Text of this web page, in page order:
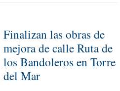
Finalizan las obras de
mejora de calle Ruta de
los Bandoleros en Torre
del Mar